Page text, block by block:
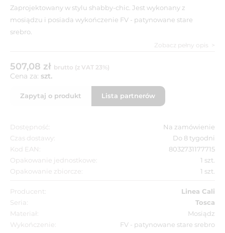
Zaprojektowany w stylu shabby-chic. Jest wykonany z
mosiądzu i posiada wykończenie FV - patynowane stare
srebro.
Zobacz pełny opis
507,08 zł brutto (z VAT 23%)
Cena za: szt.
Zapytaj o produkt Lista partnerów
Dostępność:
Na zamówienie
Czas dostawy:
Do 8 tygodni
Kod EAN:
8032731177715
Opakowanie jednostkowe:
1 szt.
Opakowanie zbiorcze:
1 szt.
Producent:
Linea Cali
Seria:
Tosca
Materiał:
Mosiądz
Wykończenie:
FV - patynowane stare srebro